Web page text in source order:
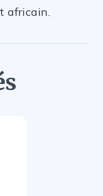
africain.